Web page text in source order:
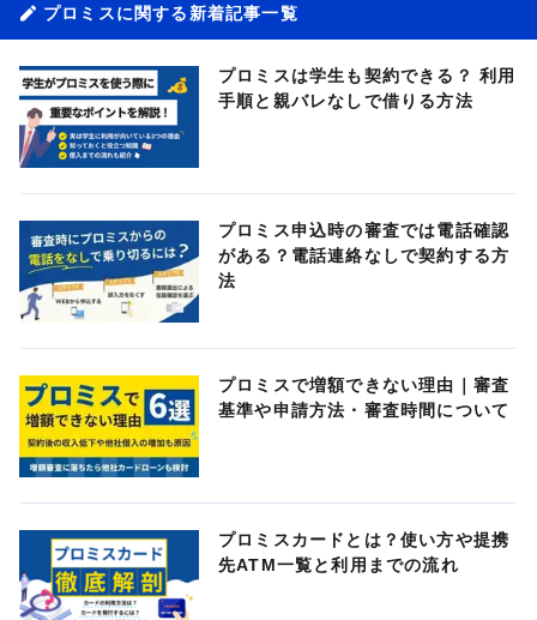
プロミスに関する新着記事一覧
プロミスは学生も契約できる？ 利用
手順と親バレなしで借りる方法
プロミス申込時の審査では電話確認
がある？電話連絡なしで契約する方
法
プロミスで増額できない理由｜審査
基準や申請方法・審査時間について
プロミスカードとは？使い方や提携
先ATM一覧と利用までの流れ